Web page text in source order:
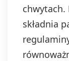
chwytach.
składnia